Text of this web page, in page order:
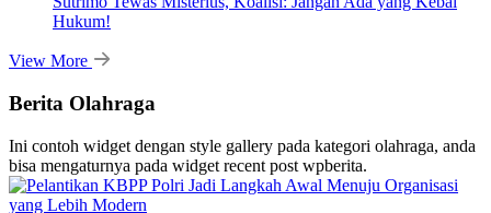
Hukum!
View More
Berita Olahraga
Ini contoh widget dengan style gallery pada kategori olahraga, anda
bisa mengaturnya pada widget recent post wpberita.